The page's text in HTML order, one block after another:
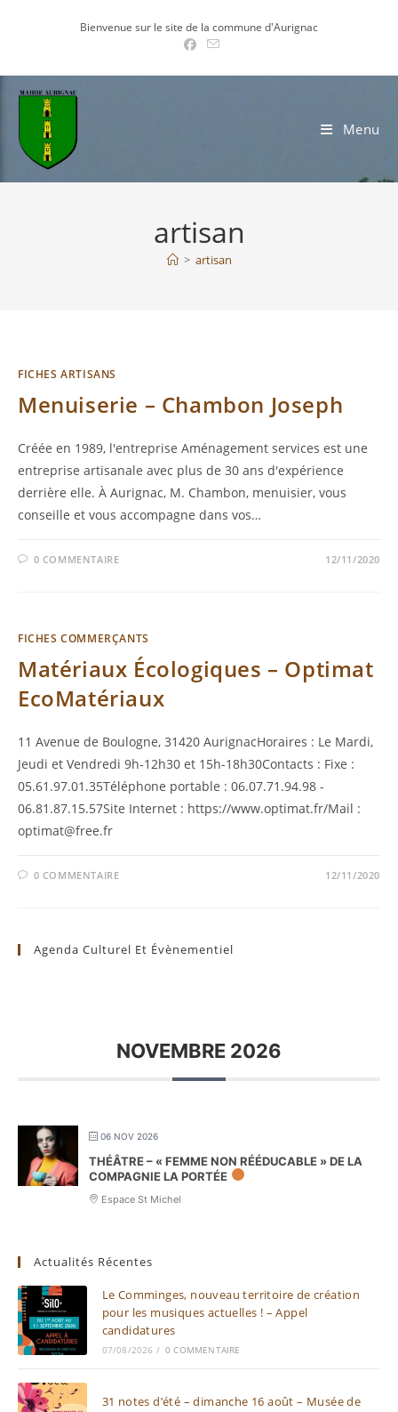
Bienvenue sur le site de la commune d'Aurignac
Menu
artisan
> artisan
FICHES ARTISANS
Menuiserie – Chambon Joseph
Créée en 1989, l'entreprise Aménagement services est une
entreprise artisanale avec plus de 30 ans d'expérience
derrière elle. À Aurignac, M. Chambon, menuisier, vous
conseille et vous accompagne dans vos…
0 COMMENTAIRE 12/11/2020
FICHES COMMERÇANTS
Matériaux Écologiques – Optimat
EcoMatériaux
11 Avenue de Boulogne, 31420 AurignacHoraires : Le Mardi,
Jeudi et Vendredi 9h-12h30 et 15h-18h30Contacts : Fixe :
05.61.97.01.35Téléphone portable : 06.07.71.94.98 -
06.81.87.15.57Site Internet : https://www.optimat.fr/Mail :
optimat@free.fr
0 COMMENTAIRE 12/11/2020
Agenda Culturel Et Évènementiel
NOVEMBRE 2026
06 NOV 2026
THÉÂTRE – « FEMME NON RÉÉDUCABLE » DE LA
COMPAGNIE LA PORTÉE
Espace St Michel
Actualités Récentes
Le Comminges, nouveau territoire de création
pour les musiques actuelles ! – Appel
candidatures
07/08/2026 / 0 COMMENTAIRE
31 notes d’été – dimanche 16 août – Musée de